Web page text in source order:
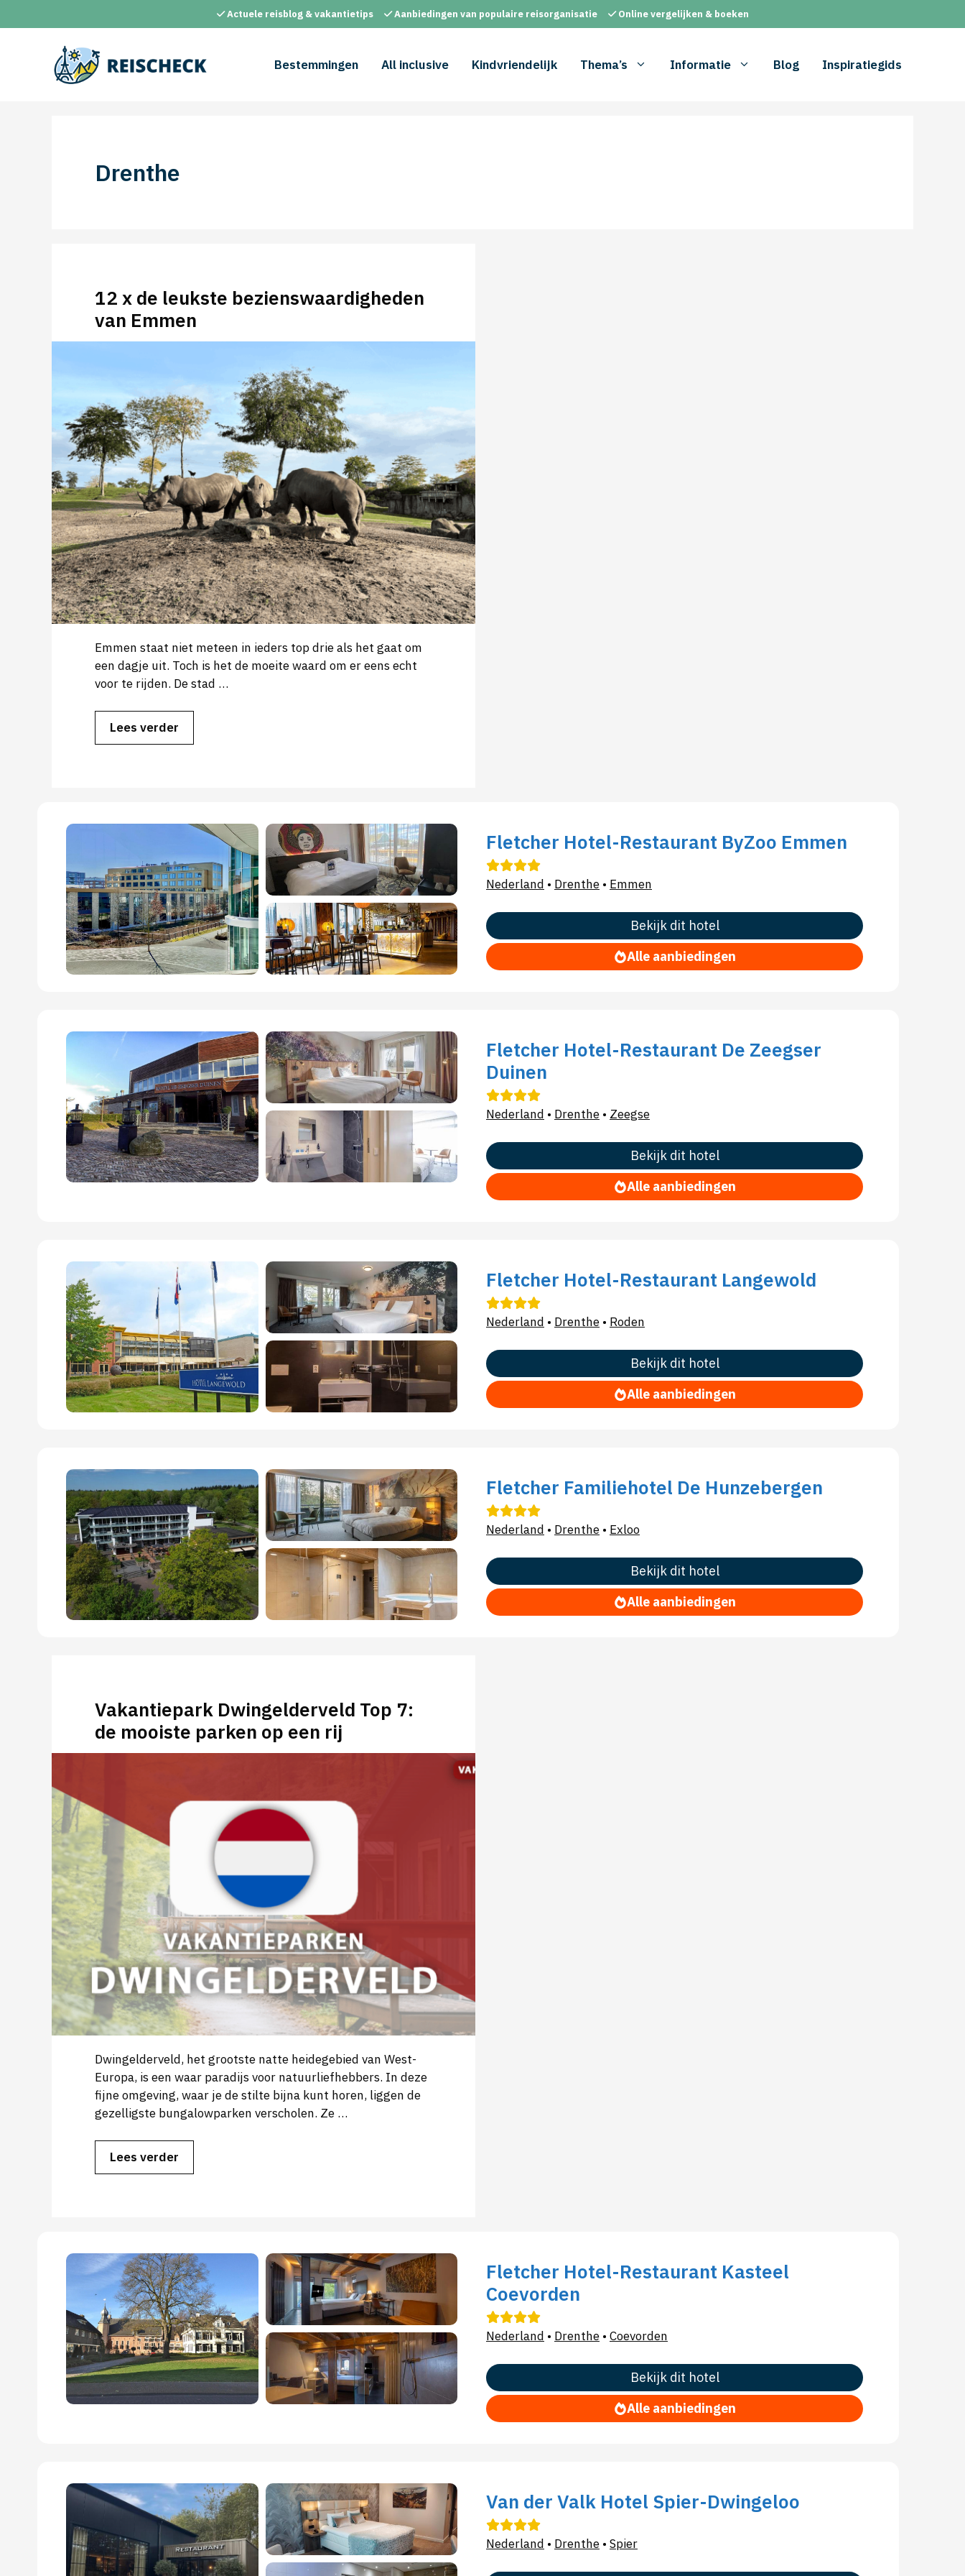
naar
Actuele reisblog & vakantietips Aanbiedingen van populaire reisorganisatie Online vergelijken & boeken
Bestemmingen All inclusive Kindvriendelijk Thema’s Informatie Blog Inspiratiegids
Drenthe
12 x de leukste bezienswaardigheden
van Emmen
Emmen staat niet meteen in ieders top drie als het gaat om
een dagje uit. Toch is het de moeite waard om er eens echt
voor te rijden. De stad …
Lees verder
Fletcher Hotel-Restaurant ByZoo Emmen
Nederland • Drenthe • Emmen
Bekijk dit hotel
Alle aanbiedingen
Fletcher Hotel-Restaurant De Zeegser
Duinen
Nederland • Drenthe • Zeegse
Bekijk dit hotel
Alle aanbiedingen
Fletcher Hotel-Restaurant Langewold
Nederland • Drenthe • Roden
Bekijk dit hotel
Alle aanbiedingen
Fletcher Familiehotel De Hunzebergen
Nederland • Drenthe • Exloo
Bekijk dit hotel
Alle aanbiedingen
Vakantiepark Dwingelderveld Top 7:
de mooiste parken op een rij
Dwingelderveld, het grootste natte heidegebied van West-
Europa, is een waar paradijs voor natuurliefhebbers. In deze
fijne omgeving, waar je de stilte bijna kunt horen, liggen de
gezelligste bungalowparken verscholen. Ze …
Lees verder
Fletcher Hotel-Restaurant Kasteel
Coevorden
Nederland • Drenthe • Coevorden
Bekijk dit hotel
Alle aanbiedingen
Van der Valk Hotel Spier-Dwingeloo
Nederland • Drenthe • Spier